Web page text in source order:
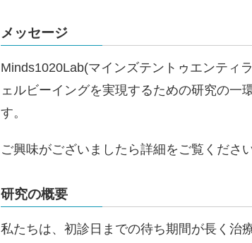
メッセージ
Minds1020Lab(マインズテントゥエンティ
ェルビーイングを実現するための研究の一
す。
ご興味がございましたら詳細をご覧ください
研究の概要
私たちは、初診日までの待ち期間が長く治